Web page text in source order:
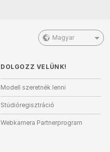
Magyar
DOLGOZZ VELÜNK!
Modell szeretnék lenni
Stúdióregisztráció
Webkamera Partnerprogram